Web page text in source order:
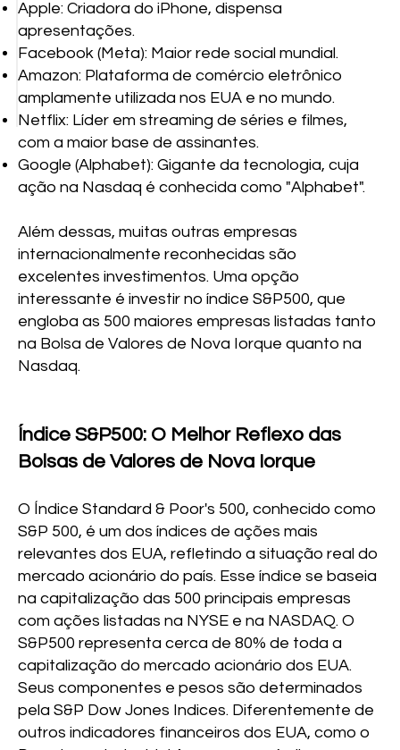
Apple: Criadora do iPhone, dispensa
apresentações.
Facebook (Meta): Maior rede social mundial.
Amazon: Plataforma de comércio eletrônico
amplamente utilizada nos EUA e no mundo.
Netflix: Líder em streaming de séries e filmes,
com a maior base de assinantes.
Google (Alphabet): Gigante da tecnologia, cuja
ação na Nasdaq é conhecida como "Alphabet".
Além dessas, muitas outras empresas
internacionalmente reconhecidas são
excelentes investimentos. Uma opção
interessante é investir no índice S&P500, que
engloba as 500 maiores empresas listadas tanto
na Bolsa de Valores de Nova Iorque quanto na
Nasdaq.
Índice S&P500: O Melhor Reflexo das
Bolsas de Valores de Nova Iorque
O Índice Standard & Poor's 500, conhecido como
S&P 500, é um dos índices de ações mais
relevantes dos EUA, refletindo a situação real do
mercado acionário do país. Esse índice se baseia
na capitalização das 500 principais empresas
com ações listadas na NYSE e na NASDAQ. O
S&P500 representa cerca de 80% de toda a
capitalização do mercado acionário dos EUA.
Seus componentes e pesos são determinados
pela S&P Dow Jones Indices. Diferentemente de
outros indicadores financeiros dos EUA, como o